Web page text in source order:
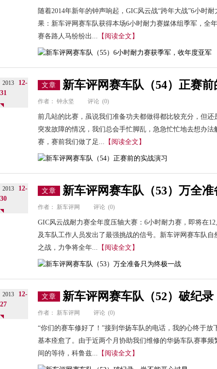
随着2014年新年的钟声响起，GIC风云战“跨年大战”6小时
果：新车评网赛车队获得本场6小时耐力赛媒体组季军，全
赛各路人马纷纷出... 【阅读全文】
2013
12-
31
文章 新车评网赛车队（54）正赛
作者： 钟永坚 评论 (0)
前几站的比赛，虽说我们准备功夫都做得都比较充分，但
突发故障的情况，我们总会手忙脚乱，急急忙忙地去想办
赛，赛前我们做了足... 【阅读全文】
2013
12-
30
文章 新车评网赛车队（53）万全
作者： 新车评网 评论 (0)
GIC风云战耐力赛全年度压轴大赛：6小时耐力赛，即将在
及车队工作人员发出了最强挑战的信号。新车评网赛车队
之战，力争将全年... 【阅读全文】
2013
12-
27
文章 新车评网赛车队（52）破纪
作者： 新车评网 评论 (0)
“你们的赛车修好了！”接到华扬车队的电话，我的心终于
基本痊愈了。由于近两个月协助我们维修的华扬车队赛事
间的等待，科鲁兹... 【阅读全文】